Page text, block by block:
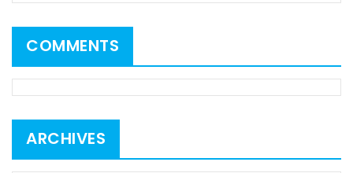
COMMENTS
ARCHIVES